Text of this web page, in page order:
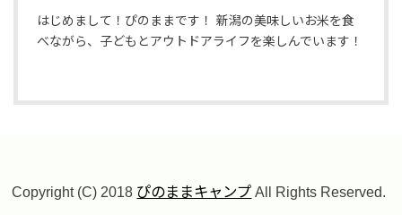
はじめまして！ぴのままです！ 新潟の美味しいお米を食
べながら、子どもとアウトドアライフを楽しんでいます！
Copyright (C) 2018 ぴのままキャンプ All Rights Reserved.